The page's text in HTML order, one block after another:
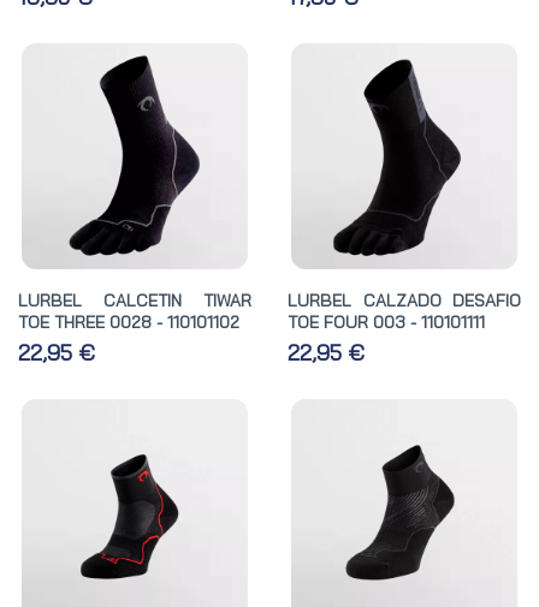
LURBEL CALCETIN TIWAR
TOE THREE 0028 - 110101102
22,95 €
LURBEL CALZADO DESAFIO
TOE FOUR 003 - 110101111
22,95 €